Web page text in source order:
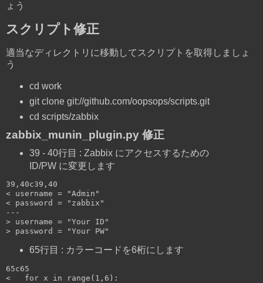
ょう
スクリプト修正
適当なディレクトリに移動してスクリプトを取得しましょ
う
cd work
git clone git://github.com/oopsops/scripts.git
cd scripts/zabbix
zabbix_munin_plugin.py 修正
39 - 40行目 : Zabbix にアクセスするための
ID/PW に変更します
39,40c39,40
< username = "Admin"
< password = "zabbix"
---
> username = "Your ID"
> password = "Your PW"
65行目 : カラーコードを6桁にします
65c65
<   for x in range(1,6):